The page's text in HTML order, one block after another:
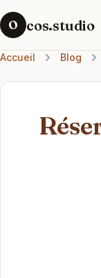
O cos.studio
Accueil Blog